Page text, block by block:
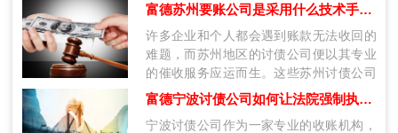
富德苏州要账公司是采用什么技术手段讨债呢？
许多企业和个人都会遇到账款无法收回的
难题，而苏州地区的讨债公司便以其专业
的催收服务应运而生。这些苏州讨债公司
采用多种技术手段来讨债，以确保债务人
及…
富德宁波讨债公司如何让法院强制执行追回欠款
宁波讨债公司作为一家专业的收账机构，